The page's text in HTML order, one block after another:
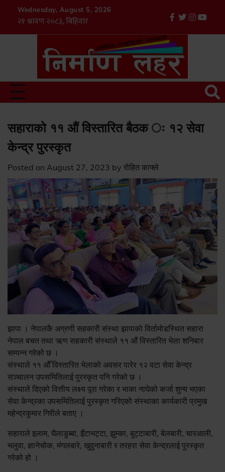
Wednesday, August 5, 2026
facebook
twitter
सहाराको ११ औं विस्तारित बैठक ः १२ सेवा
केन्द्र पुरस्कृत
Posted on August 27, 2023 by रोहित काफ्ले
झापा । नेपालकै अग्रणी सहकारी संस्था झापाको विर्तामोडस्थित सहारा
नेपाल बचत तथा ऋण सहकारी संस्थाले ११ औं विस्तारित भेला शनिबार
सम्पन्न गरेको छ ।
संस्थाले ११ औँ विस्तारित भेलाको अवसर पारेर १२ वटा सेवा केन्द्र
सञ्चालन उपसमितिलाई पुरस्कृत पनि गरेको छ ।
संस्थाले दिएको वित्तीय लक्ष्य पूरा गरेका र भाका नाघेको कर्जा शुन्य भएका
सेवा केन्द्रका उपसमितिलाई पुरस्कृत गरिएको संस्थाका कार्यकारी प्रमुख
महेन्द्रकुमार गिरीले बताए ।
सहाराले इलाम, घैलाडुब्बा, इँटाभट्टा, झुम्का, बुट्टाबारी, बेलबारी, चारआली,
भलुवा, ज्ञानेचोक, मंगलबारे, खुदुनाबारी र तरहरा सेवा केन्द्रलाई पुरस्कृत
गरेको हो ।